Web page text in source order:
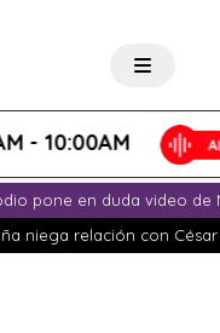
10:00AM
pone en duda video de
niega relación con